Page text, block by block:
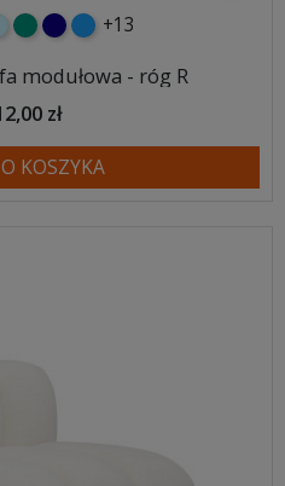
turkusowy
granatowy
niebieski
+13
modułowa - róg R
zł
KOSZYKA